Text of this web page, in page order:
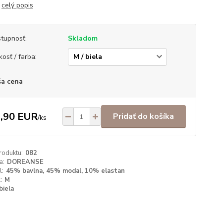
celý popis
Skladom
/ farba:
cena
EUR/ks Pridať do košíka
082
DOREANSE
45% bavlna, 45% modal, 10% elastan
M
biela